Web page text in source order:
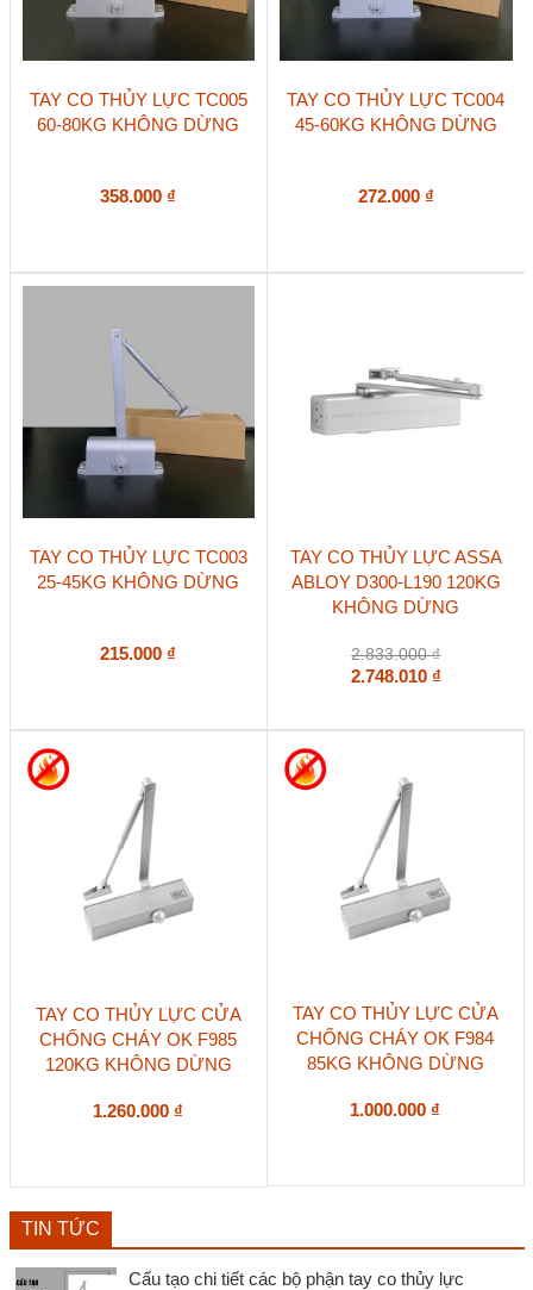
TAY CO THỦY LỰC TC005
60-80KG KHÔNG DỪNG
358.000 ₫
TAY CO THỦY LỰC TC004
45-60KG KHÔNG DỪNG
272.000 ₫
TAY CO THỦY LỰC TC003
25-45KG KHÔNG DỪNG
215.000 ₫
TAY CO THỦY LỰC ASSA
ABLOY D300-L190 120KG
KHÔNG DỪNG
2.833.000₫
2.748.010 ₫
TAY CO THỦY LỰC CỬA
CHỐNG CHÁY OK F985
120KG KHÔNG DỪNG
1.260.000 ₫
TAY CO THỦY LỰC CỬA
CHỐNG CHÁY OK F984
85KG KHÔNG DỪNG
1.000.000 ₫
TIN TỨC
Cấu tạo chi tiết các bộ phận tay co thủy lực